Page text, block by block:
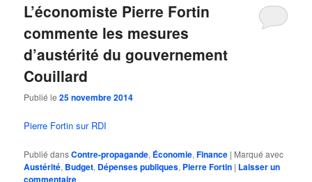
L’économiste Pierre Fortin
commente les mesures
d’austérité du gouvernement
Couillard
Publié le25 novembre 2014
Pierre Fortin sur RDI
Publié dansContre-propagande, Économie,Finance | Marqué avec
Austérité, Budget, Dépenses publiques, Pierre Fortin | Laisser un
commentaire